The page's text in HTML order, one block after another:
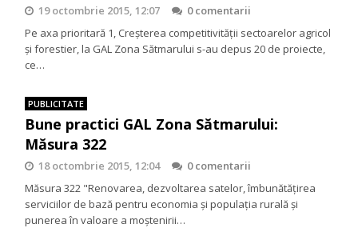
19 octombrie 2015, 12:07
0 comentarii
Pe axa prioritară 1, Creşterea competitivităţii sectoarelor agricol
şi forestier, la GAL Zona Sătmarului s-au depus 20 de proiecte,
ce…
PUBLICITATE
Bune practici GAL Zona Sătmarului:
Măsura 322
18 octombrie 2015, 12:04
0 comentarii
Măsura 322 "Renovarea, dezvoltarea satelor, îmbunătăţirea
serviciilor de bază pentru economia şi populaţia rurală şi
punerea în valoare a moştenirii…